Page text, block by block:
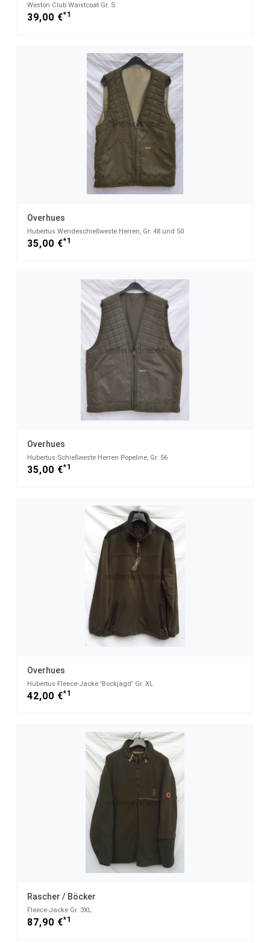
Weston Club Waistcoat Gr. S
39,00 €*1
Overhues
Hubertus Wendeschießweste Herren, Gr. 48 und 50
35,00 €*1
Overhues
Hubertus Schießweste Herren Popeline, Gr. 56
35,00 €*1
Overhues
Hubertus Fleece-Jacke 'Bockjagd' Gr. XL
42,00 €*1
Rascher / Böcker
Fleece-Jacke Gr. 3XL
87,90 €*1